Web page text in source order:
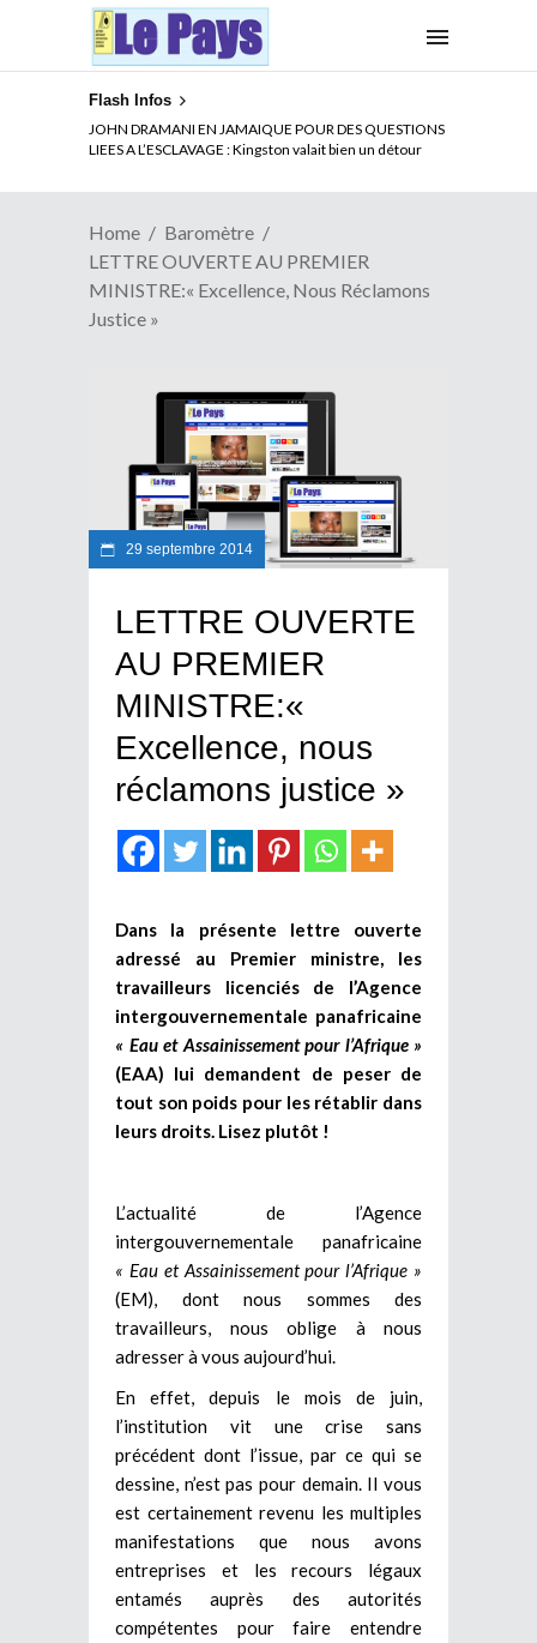
Flash Infos
ELECTION DE TALON A LA TETE DU SENAT BENINOIS :
Quand Patrice quitte le pouvoir sans partir !
Home
Baromètre
LETTRE OUVERTE AU PREMIER
MINISTRE:« Excellence, Nous Réclamons
Justice »
29 septembre 2014
LETTRE OUVERTE
AU PREMIER
MINISTRE:«
Excellence, nous
réclamons justice »
Dans la présente lettre ouverte
adressé au Premier ministre, les
travailleurs licenciés de l’Agence
intergouvernementale panafricaine
« Eau et Assainissement pour l’Afrique »
(EAA) lui demandent de peser de
tout son poids pour les rétablir dans
leurs droits. Lisez plutôt !
L’actualité de l’Agence
intergouvernementale panafricaine
« Eau et Assainissement pour l’Afrique »
(EM), dont nous sommes des
travailleurs, nous oblige à nous
adresser à vous aujourd’hui.
En effet, depuis le mois de juin,
l’institution vit une crise sans
précédent dont l’issue, par ce qui se
dessine, n’est pas pour demain. Il vous
est certainement revenu les multiples
manifestations que nous avons
entreprises et les recours légaux
entamés auprès des autorités
compétentes pour faire entendre